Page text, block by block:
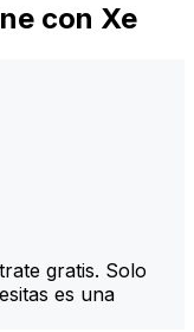
con Xe
gratis. Solo
es una